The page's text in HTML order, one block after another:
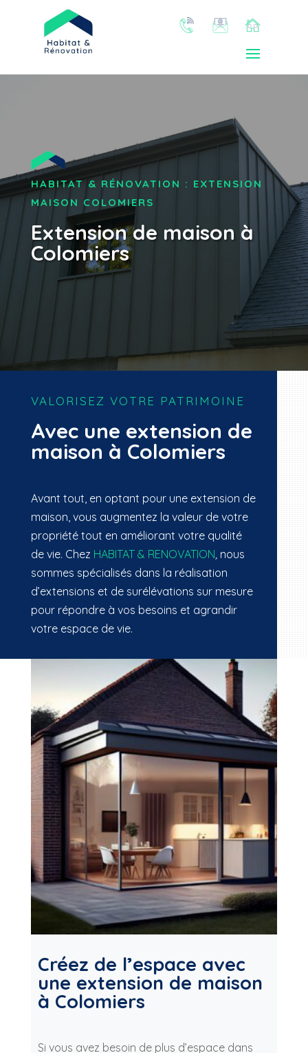
HABITAT & RÉNOVATION : EXTENSION
MAISON COLOMIERS
Extension de maison à
Colomiers
VALORISEZ VOTRE PATRIMOINE
Avec une extension de
maison à Colomiers
Avant tout, en optant pour une extension de
maison, vous augmentez la valeur de votre
propriété tout en améliorant votre qualité
de vie. Chez HABITAT & RENOVATION nous
sommes spécialisés dans la réalisation
d’extensions et de surélévations sur mesure
pour répondre à vos besoins et agrandir
votre espace de vie.
Créez de l’espace avec
une extension de maison
à Colomiers
Si vous avez besoin de plus d’espace dans